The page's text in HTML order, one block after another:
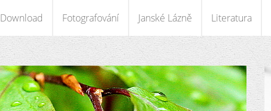
Download Fotografování Janské Lázně Literatura